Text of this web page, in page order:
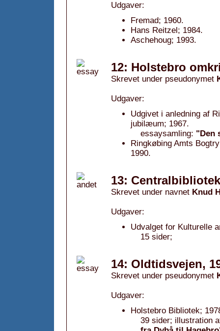
Udgaver:
Fremad; 1960.
Hans Reitzel; 1984.
Aschehoug; 1993.
12: Holstebro
Skrevet under pseudonymet
Udgaver:
Udgivet i anledning af
jubilæum; 1967.
essaysamling: "Den
Ringkøbing Amts
1990.
13:
Skrevet under navnet Knud
Udgaver:
Udvalget for Kulturelle
15 sider;
14: Oldtidsvejen,
Skrevet under pseudonymet
Udgaver:
Holstebro Bibliotek;
39 sider; illustration